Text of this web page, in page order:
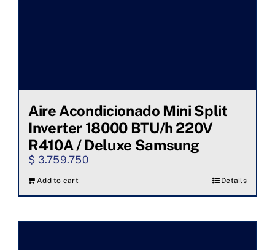
Aire Acondicionado Mini Split
Inverter 18000 BTU/h 220V
R410A / Deluxe Samsung
$ 3.759.750
Add to cart Details